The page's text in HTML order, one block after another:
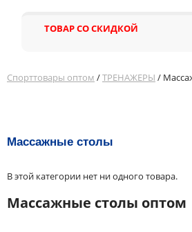
ТОВАР СО СКИДКОЙ
Спорттовары оптом /ТРЕНАЖЕРЫ /
Массажные столы
В этой категории нет ни одного товара.
Массажные столы оптом